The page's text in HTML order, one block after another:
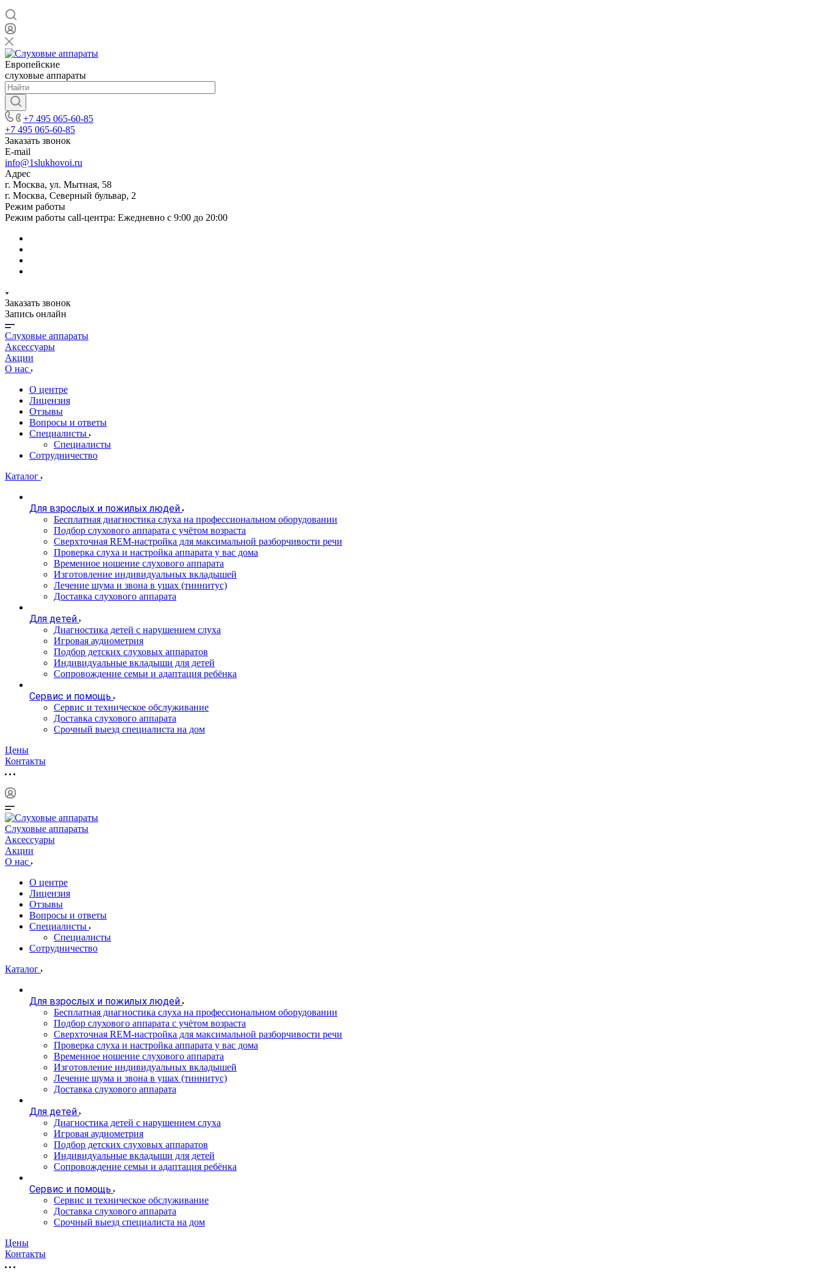
Европейские
слуховые аппараты
+7 495 065-60-85
+7 495 065-60-85
Заказать звонок
E-mail
info@1slukhovoi.ru
Адрес
г. Москва, ул. Мытная, 58
г. Москва, Северный бульвар, 2
Режим работы
Режим работы call-центра: Ежедневно с 9:00 до 20:00
Заказать звонок
Запись онлайн
Слуховые аппараты
Аксессуары
Акции
О нас
О центре
Лицензия
Отзывы
Вопросы и ответы
Специалисты
Специалисты
Сотрудничество
Каталог
Для взрослых и пожилых людей
Бесплатная диагностика слуха на профессиональном оборудовании
Подбор слухового аппарата с учётом возраста
Сверхточная REM-настройка для максимальной разборчивости речи
Проверка слуха и настройка аппарата у вас дома
Временное ношение слухового аппарата
Изготовление индивидуальных вкладышей
Лечение шума и звона в ушах (тиннитус)
Доставка слухового аппарата
Для детей
Диагностика детей с нарушением слуха
Игровая аудиометрия
Подбор детских слуховых аппаратов
Индивидуальные вкладыши для детей
Сопровождение семьи и адаптация ребёнка
Сервис и помощь
Сервис и техническое обслуживание
Доставка слухового аппарата
Срочный выезд специалиста на дом
Цены
Контакты
Слуховые аппараты
Аксессуары
Акции
О нас
О центре
Лицензия
Отзывы
Вопросы и ответы
Специалисты
Специалисты
Сотрудничество
Каталог
Для взрослых и пожилых людей
Бесплатная диагностика слуха на профессиональном оборудовании
Подбор слухового аппарата с учётом возраста
Сверхточная REM-настройка для максимальной разборчивости речи
Проверка слуха и настройка аппарата у вас дома
Временное ношение слухового аппарата
Изготовление индивидуальных вкладышей
Лечение шума и звона в ушах (тиннитус)
Доставка слухового аппарата
Для детей
Диагностика детей с нарушением слуха
Игровая аудиометрия
Подбор детских слуховых аппаратов
Индивидуальные вкладыши для детей
Сопровождение семьи и адаптация ребёнка
Сервис и помощь
Сервис и техническое обслуживание
Доставка слухового аппарата
Срочный выезд специалиста на дом
Цены
Контакты